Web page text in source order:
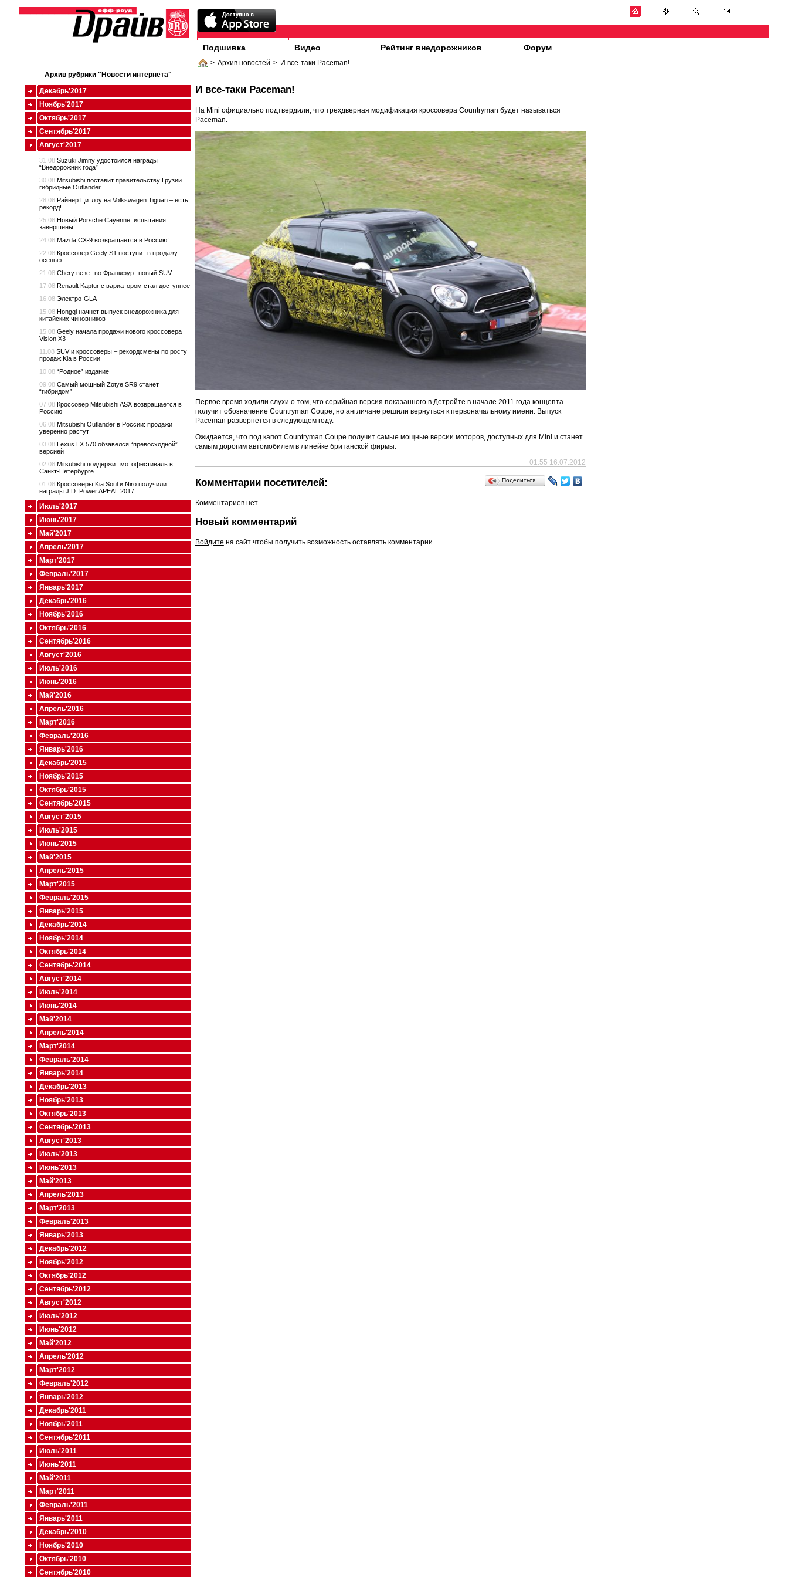
Подшивка Видео Рейтинг внедорожников Форум
> Архив новостей > И все-таки Paceman!
И все-таки Paceman!
На Mini официально подтвердили, что трехдверная модификация кроссовера Countryman будет называться
Paceman.
Первое время ходили слухи о том, что серийная версия показанного в Детройте в начале 2011 года концепта
получит обозначение Countryman Coupe, но англичане решили вернуться к первоначальному имени. Выпуск
Paceman развернется в следующем году.
Ожидается, что под капот Countryman Coupe получит самые мощные версии моторов, доступных для Mini и станет
самым дорогим автомобилем в линейке британской фирмы.
01:55 16.07.2012
Поделиться…
Комментарии посетителей:
Комментариев нет
Новый комментарий
Войдите на сайт чтобы получить возможность оставлять комментарии.
Архив рубрики "Новости интернета"
Декабрь'2017
Ноябрь'2017
Октябрь'2017
Сентябрь'2017
Август'2017
31.08 Suzuki Jimny удостоился награды
“Внедорожник года”
30.08 Mitsubishi поставит правительству Грузии
гибридные Outlander
28.08 Райнер Цитлоу на Volkswagen Tiguan – есть
рекорд!
25.08 Новый Porsche Cayenne: испытания
завершены!
24.08 Mazda CX-9 возвращается в Россию!
22.08 Кроссовер Geely S1 поступит в продажу
осенью
21.08 Chery везет во Франкфурт новый SUV
17.08 Renault Kaptur с вариатором стал доступнее
16.08 Электро-GLA
15.08 Hongqi начнет выпуск внедорожника для
китайских чиновников
15.08 Geely начала продажи нового кроссовера
Vision X3
11.08 SUV и кроссоверы – рекордсмены по росту
продаж Kia в России
10.08 “Родное” издание
09.08 Самый мощный Zotye SR9 станет
“гибридом”
07.08 Кроссовер Mitsubishi ASX возвращается в
Россию
06.08 Mitsubishi Outlander в России: продажи
уверенно растут
03.08 Lexus LX 570 обзавелся “превосходной”
версией
02.08 Mitsubishi поддержит мотофестиваль в
Санкт-Петербурге
01.08 Кроссоверы Kia Soul и Niro получили
награды J.D. Power APEAL 2017
Июль'2017
Июнь'2017
Май'2017
Апрель'2017
Март'2017
Февраль'2017
Январь'2017
Декабрь'2016
Ноябрь'2016
Октябрь'2016
Сентябрь'2016
Август'2016
Июль'2016
Июнь'2016
Май'2016
Апрель'2016
Март'2016
Февраль'2016
Январь'2016
Декабрь'2015
Ноябрь'2015
Октябрь'2015
Сентябрь'2015
Август'2015
Июль'2015
Июнь'2015
Май'2015
Апрель'2015
Март'2015
Февраль'2015
Январь'2015
Декабрь'2014
Ноябрь'2014
Октябрь'2014
Сентябрь'2014
Август'2014
Июль'2014
Июнь'2014
Май'2014
Апрель'2014
Март'2014
Февраль'2014
Январь'2014
Декабрь'2013
Ноябрь'2013
Октябрь'2013
Сентябрь'2013
Август'2013
Июль'2013
Июнь'2013
Май'2013
Апрель'2013
Март'2013
Февраль'2013
Январь'2013
Декабрь'2012
Ноябрь'2012
Октябрь'2012
Сентябрь'2012
Август'2012
Июль'2012
Июнь'2012
Май'2012
Апрель'2012
Март'2012
Февраль'2012
Январь'2012
Декабрь'2011
Ноябрь'2011
Сентябрь'2011
Июль'2011
Июнь'2011
Май'2011
Март'2011
Февраль'2011
Январь'2011
Декабрь'2010
Ноябрь'2010
Октябрь'2010
Сентябрь'2010